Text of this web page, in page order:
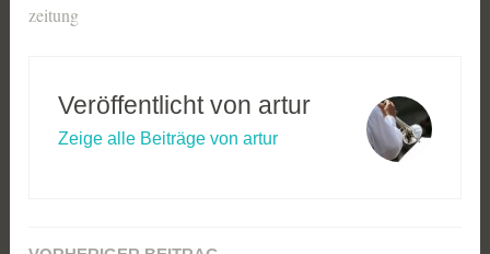
zeitung
Veröffentlicht von artur
Zeige alle Beiträge von artur